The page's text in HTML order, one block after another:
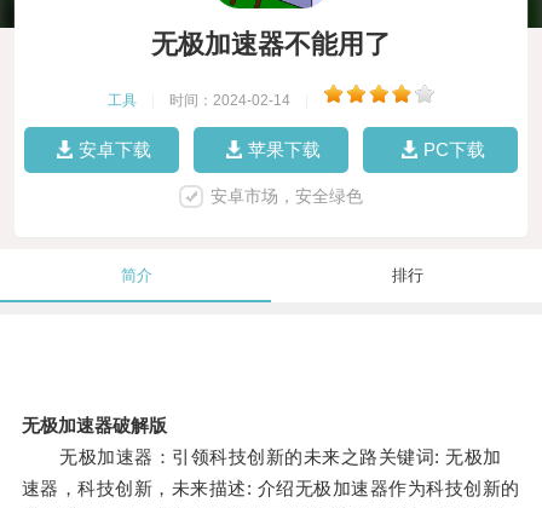
无极加速器不能用了
工具 时间：2024-02-14
安卓下载 苹果下载 PC下载
安卓市场，安全绿色
简介 排行
无极加速器破解版
无极加速器：引领科技创新的未来之路关键词: 无极加
速器，科技创新，未来描述: 介绍无极加速器作为科技创新的